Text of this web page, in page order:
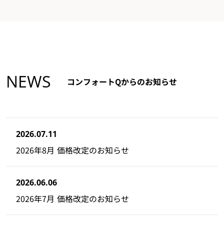
NEWS コンフォートQからのお知らせ
2026.07.11
2026年8月 価格改定のお知らせ
2026.06.06
2026年7月 価格改定のお知らせ